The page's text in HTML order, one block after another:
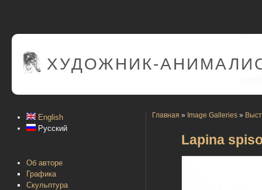
ХУДОЖНИК-
English
Русский
Об авторе
Графика
Скульптура
Главная » Image Galleries »
Lapina